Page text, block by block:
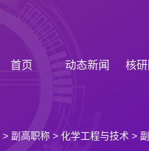
首页 动态新闻 核
> 副高职称> 化学工程与技术 >